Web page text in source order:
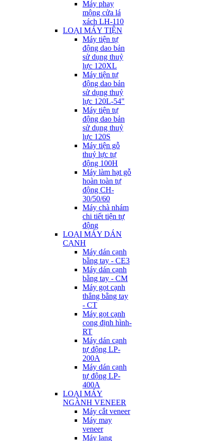
Máy phay
mộng cửa lá
xách LH-110
LOẠI MÁY TIỆN
Máy tiện tự
động dao bản
sử dụng thuỷ
lực 120XL
Máy tiện tự
động dao bản
sử dụng thuỷ
lực 120L-54"
Máy tiện tự
động dao bản
sử dụng thuỷ
lực 120S
Máy tiện gỗ
thuỷ lực tự
động 100H
Máy làm hạt gỗ
hoàn toàn tự
động CH-
30/50/60
Máy chà nhám
chi tiết tiện tự
động
LOẠI MÁY DÁN
CẠNH
Máy dán cạnh
bằng tay - CE3
Máy dán cạnh
bằng tay - CM
Máy gọt cạnh
thẳng bằng tay
- CT
Máy gọt cạnh
cong định hình-
RT
Máy dán cạnh
tự động LP-
200A
Máy dán cạnh
tự động LP-
400A
LOẠI MÁY
NGÀNH VENEER
Máy cắt veneer
Máy may
veneer
Máy lạng